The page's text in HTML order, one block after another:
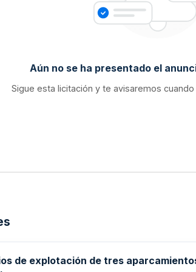
Aún no se ha presentado el
Sigue esta licitación y te avisaremos
de explotación de tres